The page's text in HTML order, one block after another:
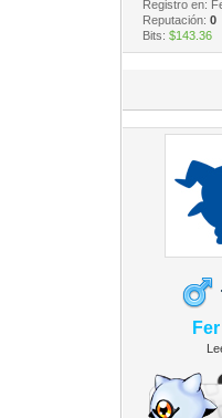
Registro en:
Reputación: 0
Bits: $143.36